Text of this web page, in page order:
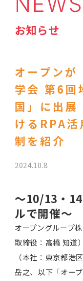
お知らせ
オープンが
学会 第6回
国」に出展
けるRPA
制を紹介
2024.10.8
～10/13・
ルで開催～
オープングループ
取締役：高橋 知道
（本社：東京都港
岳之、以下「オー